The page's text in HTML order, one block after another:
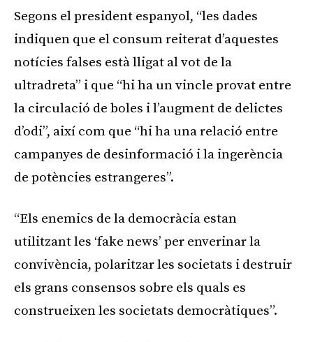
Segons el president espanyol, “les dades
indiquen que el consum reiterat d’aquestes
notícies falses està lligat al vot de la
ultradreta” i que “hi ha un vincle provat entre
la circulació de boles i l’augment de delictes
d’odi”, així com que “hi ha una relació entre
campanyes de desinformació i la ingerència
de potències estrangeres”.
“Els enemics de la democràcia estan
utilitzant les ‘fake news’ per enverinar la
convivència, polaritzar les societats i destruir
els grans consensos sobre els quals es
construeixen les societats democràtiques”.